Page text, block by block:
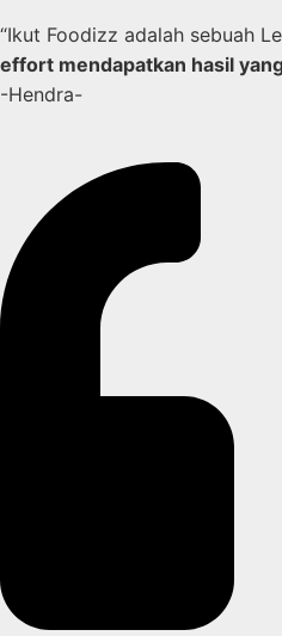
“Ikut Foodizz adalah sebuah
effort mendapatkan hasil
-Hendra-